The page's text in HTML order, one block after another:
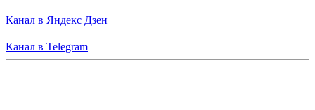
Канал в Яндекс Дзен
Канал в Telegram